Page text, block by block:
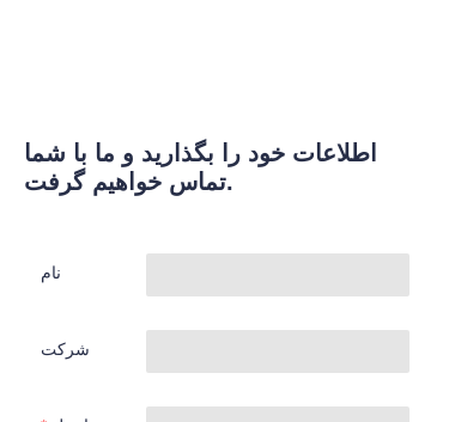
اطلاعات خود را بگذارید و ما با شما
تماس خواهیم گرفت.
نام
شرکت